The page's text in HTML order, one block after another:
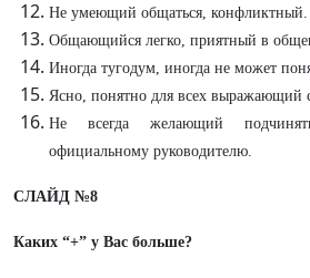
Не умеющий общаться, конфликтный.
Общающийся легко, приятный в
Иногда тугодум, иногда не может
Ясно, понятно для всех выражающий
Не всегда желающий
официальному руководителю.
СЛАЙД №8
Каких “+” у Вас больше?